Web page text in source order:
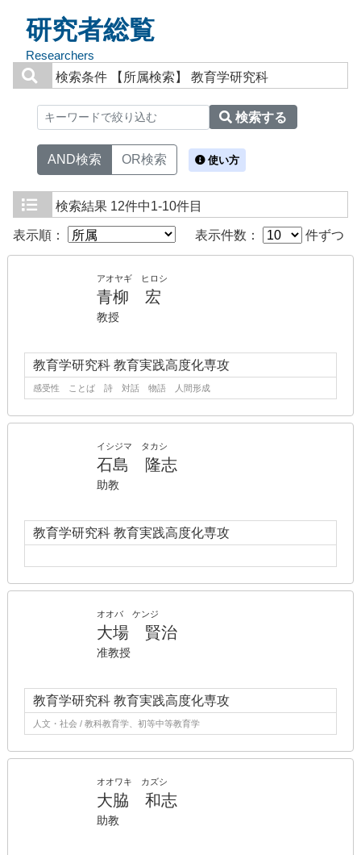
研究者総覧
Researchers
検索条件
【所属検索】 教育学研究科
検索する
AND検索 OR検索 使い方
検索結果 12件中1-10件目
表示順： 表示件数： 件ずつ
アオヤギ ヒロシ
青柳 宏
教授
教育学研究科 教育実践高度化専攻
感受性 ことば 詩 対話 物語 人間形成
イシジマ タカシ
石島 隆志
助教
教育学研究科 教育実践高度化専攻
オオバ ケンジ
大場 賢治
准教授
教育学研究科 教育実践高度化専攻
人文・社会 / 教科教育学、初等中等教育学
オオワキ カズシ
大脇 和志
助教